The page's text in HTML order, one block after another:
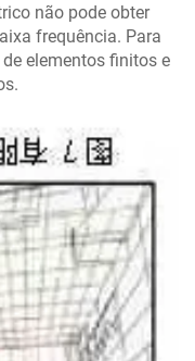
não pode obter
frequência. Para
elementos finitos e